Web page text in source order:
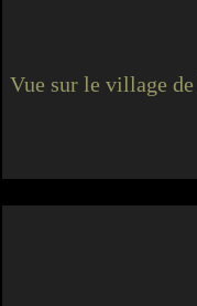
Vue sur le village